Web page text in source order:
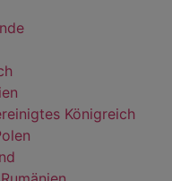
Königreich